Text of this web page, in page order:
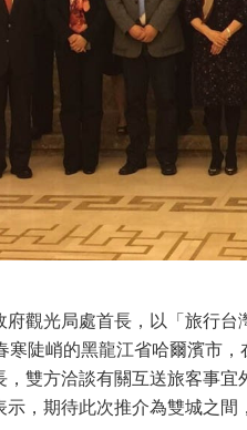
觀光局處首長，以「旅行
寒陡峭的黑龍江省哈爾濱市
雙方洽談有關互送旅客事
，期待此次推介為雙城之間